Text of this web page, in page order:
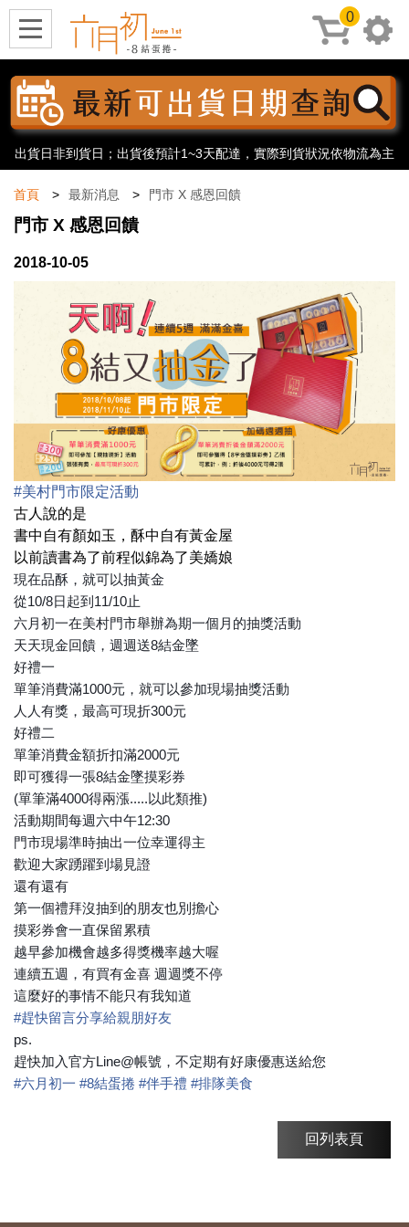
出貨日非到貨日；出貨後預計1~3天配達，實際到貨狀況依物流為主
首頁 最新消息 門市 X 感恩回饋
門市 X 感恩回饋
2018-10-05
#美村門市限定活動
古人說的是
書中自有顏如玉，酥中自有黃金屋
以前讀書為了前程似錦為了美嬌娘
現在品酥，就可以抽黃金
從10/8日起到11/10止
六月初一在美村門市舉辦為期一個月的抽獎活動
天天現金回饋，週週送8結金墜
好禮一
單筆消費滿1000元，就可以參加現場抽獎活動
人人有獎，最高可現折300元
好禮二
單筆消費金額折扣滿2000元
即可獲得一張8結金墜摸彩券
(單筆滿4000得兩漲.....以此類推)
活動期間每週六中午12:30
門市現場準時抽出一位幸運得主
歡迎大家踴躍到場見證
還有還有
第一個禮拜沒抽到的朋友也別擔心
摸彩券會一直保留累積
越早參加機會越多得獎機率越大喔
連續五週，有買有金喜 週週獎不停
這麼好的事情不能只有我知道
#趕快留言分享給親朋好友
ps.
趕快加入官方Line@帳號，不定期有好康優惠送給您
#六月初一 #8結蛋捲 #伴手禮 #排隊美食
0